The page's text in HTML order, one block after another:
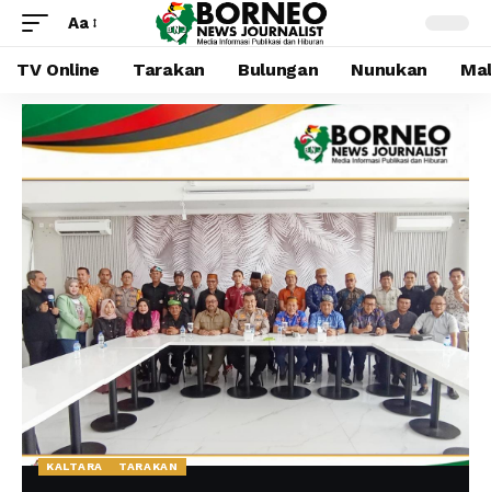
Aa
TV Online Tarakan Bulungan Nunukan
KALTARA TARAKAN